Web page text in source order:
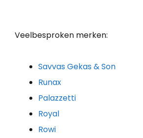
Veelbesproken merken:
Savvas Gekas & Son
Runax
Palazzetti
Royal
Rowi